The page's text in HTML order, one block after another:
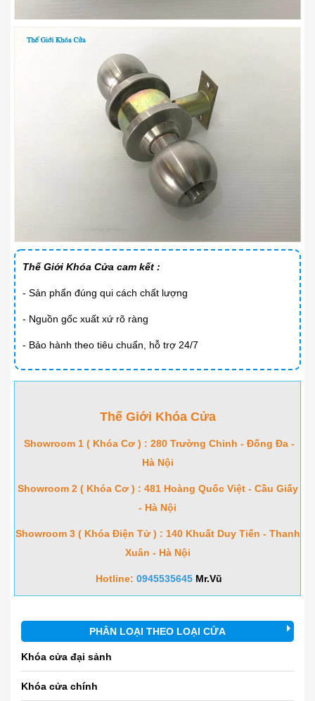
PHÂN LOẠI THEO LOẠI CỬA
Khóa cửa đại sảnh
Khóa cửa chính
Thế Giới Khóa Cửa cam kết :
- Sản phẩn đúng qui cách chất lượng
- Nguồn gốc xuất xứ rõ ràng
- Bảo hành theo tiêu chuẩn, hỗ trợ 24/7
Thế Giới Khóa Cửa
Showroom 1 ( Khóa Cơ ) : 280 Trường Chinh - Đống Đa -
Hà Nội
Showroom 2 ( Khóa Cơ ) : 481 Hoàng Quốc Việt - Cầu Giấy
- Hà Nội
Showroom 3 ( Khóa Điện Tử ) : 140 Khuất Duy Tiến - Thanh
Xuân - Hà Nội
Hotline: 0945535645 Mr.Vũ